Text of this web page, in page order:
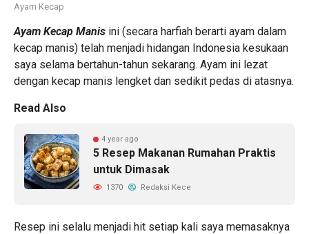
Ayam Kecap
Ayam Kecap Manis ini (secara harfiah berarti ayam dalam
kecap manis) telah menjadi hidangan Indonesia kesukaan
saya selama bertahun-tahun sekarang. Ayam ini lezat
dengan kecap manis lengket dan sedikit pedas di atasnya.
Read Also
4 year ago
5 Resep Makanan Rumahan Praktis
untuk Dimasak
1370 Redaksi Kece
Resep ini selalu menjadi hit setiap kali saya memasaknya